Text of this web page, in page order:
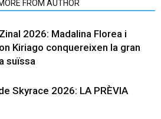
FROM AUTHOR
2026: Madalina Florea i
Kiriago conquereixen la gran
suïssa
Skyrace 2026: LA PRÈVIA